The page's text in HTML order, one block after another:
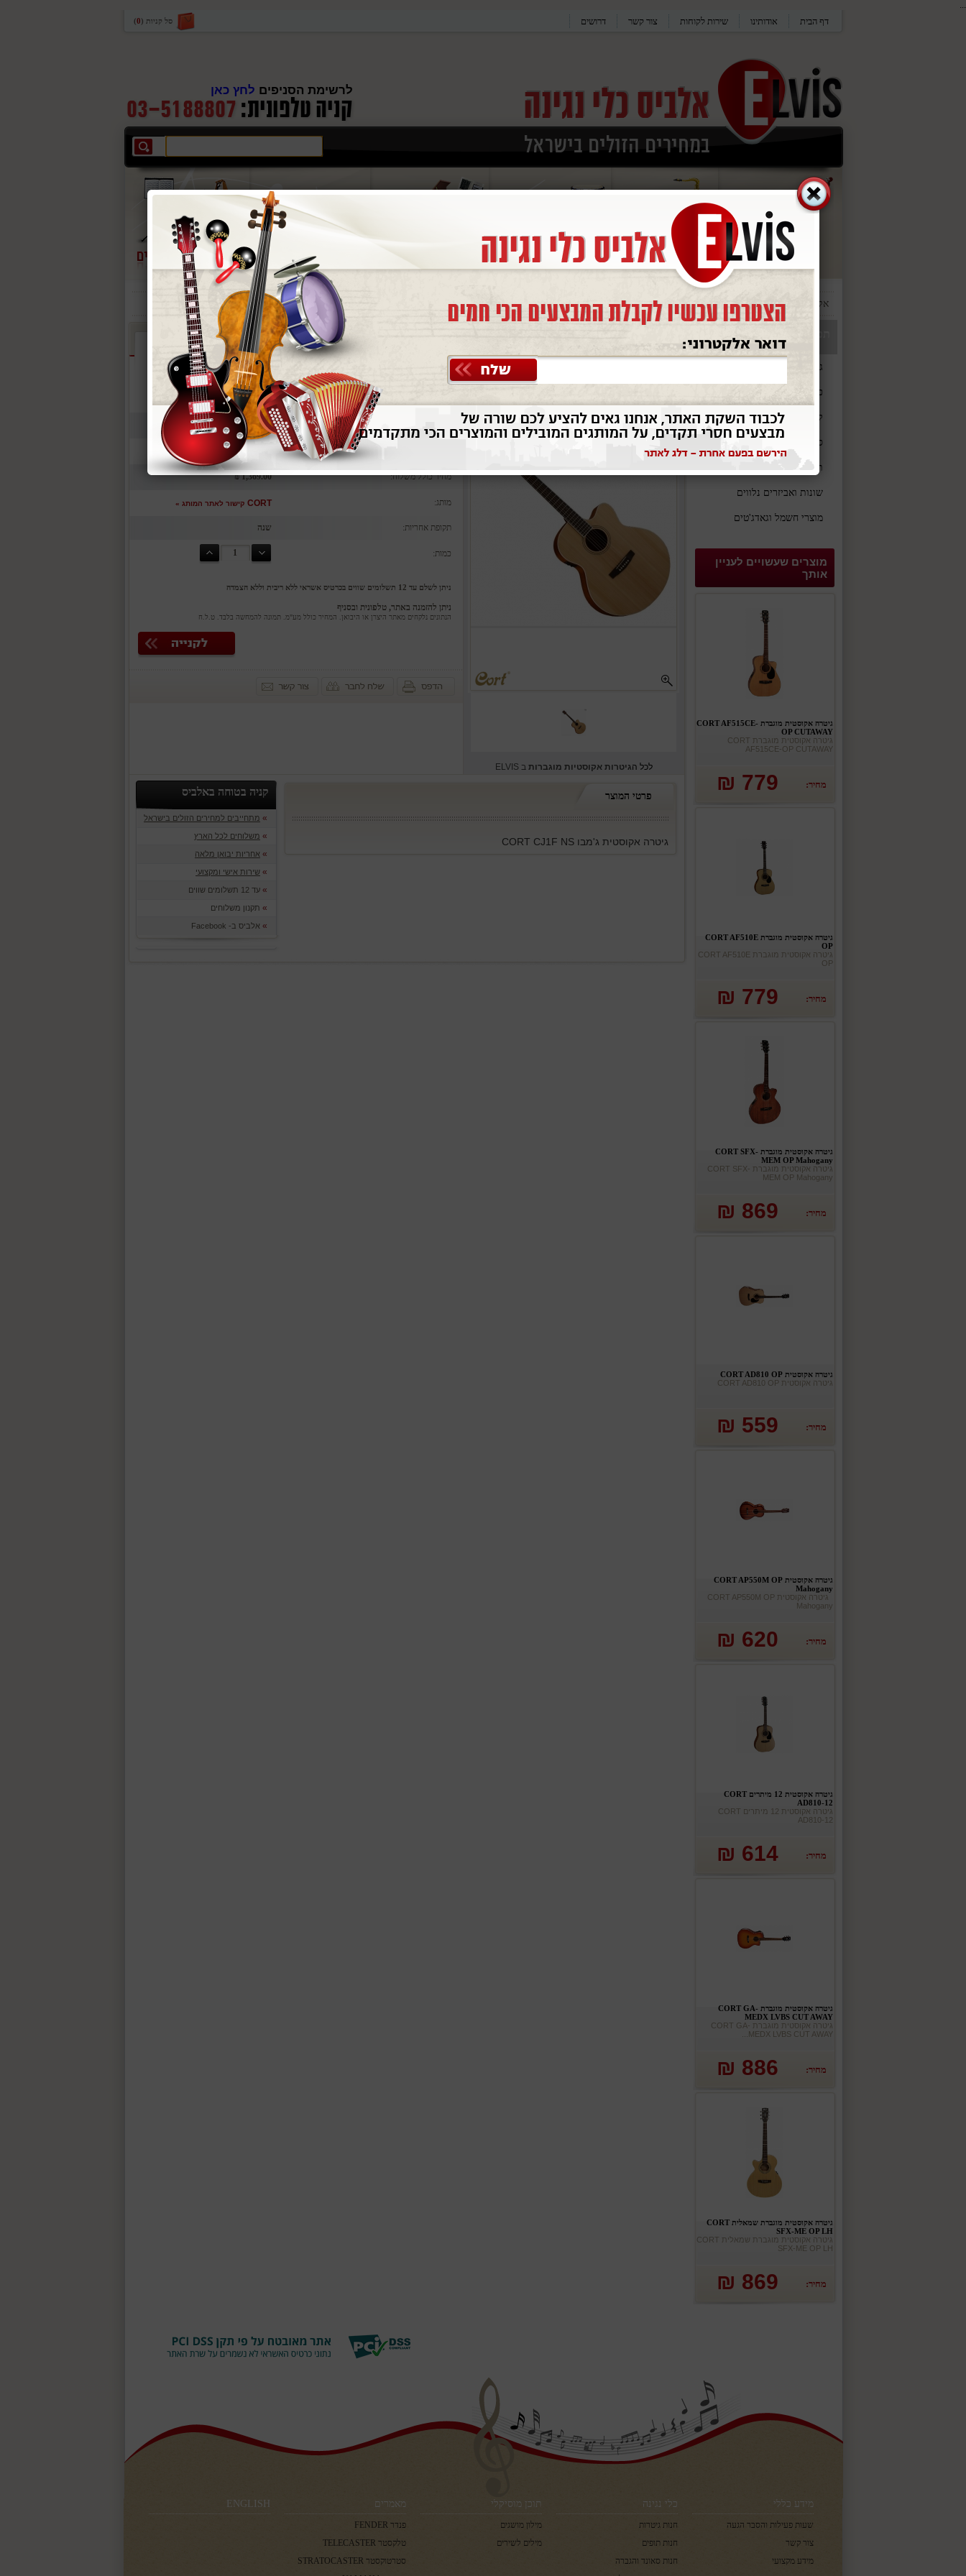
...
דף הבית אודותינו שירות לקוחות צור קשר דרושים סל קניות (
0
)
לרשימת הסניפים לחץ כאן
אלביס כלי מיתר/גיטרות אקוסטיות מוגברות/גיטרה אקוסטית מוגברת ג’מבו CORT CJ1F NS
גיטרות וכלי מיתר
כלי נשיפה
קלידים
סאונד והגברה
תופים וכלי הקשה
שונות ואביזרים נלווים
מוצרי חשמל וגאדג'טים
מוצרים שעשויים לעניין
אותך
גיטרה אקוסטית מוגברת CORT AF515CE-
OP CUTAWAY
גיטרה אקוסטית מוגברת CORT
AF515CE-OP CUTAWAY
מחיר: 779 ₪
גיטרה אקוסטית מוגברת CORT AF510E
OP
גיטרה אקוסטית מוגברת CORT AF510E
OP
מחיר: 779 ₪
גיטרה אקוסטית מוגברת CORT SFX-
MEM OP Mahogany
גיטרה אקוסטית מוגברת CORT SFX-
MEM OP Mahogany
מחיר: 869 ₪
גיטרה אקוסטית CORT AD810 OP
גיטרה אקוסטית CORT AD810 OP
מחיר: 559 ₪
גיטרה אקוסטית CORT AP550M OP
Mahogany
גיטרה אקוסטית CORT AP550M OP
Mahogany
מחיר: 620 ₪
גיטרה אקוסטית 12 מיתרים CORT
AD810-12
גיטרה אקוסטית 12 מיתרים CORT
AD810-12
מחיר: 614 ₪
גיטרה אקוסטית מוגברת CORT GA-
MEDX LVBS CUT AWAY
גיטרה אקוסטית מוגברת CORT GA-
MEDX LVBS CUT AWAY...
מחיר: 886 ₪
גיטרה אקוסטית מוגברת שמאלית CORT
SFX-ME OP LH
גיטרה אקוסטית מוגברת שמאלית CORT
SFX-ME OP LH
מחיר: 869 ₪
לכל הגיטרות אקוסטיות מוגברות ב ELVIS
מק"ט אלביס: 081-CJ1FNS
1,369 ₪
מחיר כולל משלוח: 1,369.00 ₪
מותג: CORT קישור לאתר המותג »
תקופת אחריות: שנה
כמות:
ניתן לשלם עד 12 תשלומים שווים בכרטיס אשראי ללא ריבית וללא הצמדה
ניתן להזמנה באתר, טלפונית ובסניף
הנתונים נלקחים מאתר היצרן או היבואן. המחיר כולל מע"מ. תמונה להמחשה בלבד. ט.ל.ח
פרטי המוצר
גיטרה אקוסטית ג'מבו CORT CJ1F NS
קניה בטוחה באלביס
» מתחייבים למחירים הזולים בישראל
» משלוחים לכל הארץ
» אחריות יבואן מלאה
» שירות אישי ומקצועי
» עד 12 תשלומים שווים
» תקנון משלוחים
» אלביס ב- Facebook
מידע כללי
שעות פעילות והסבר הגעה
צור קשר
מידע מקצועי
כלי נגינה
חנות גיטרות
חנות תופים
חנות סאונד והגברה
תוכן מוסיקלי
מילון מושגים
מילים לשירים
מאמרים
פנדר FENDER
טלקסטר TELECASTER
סטרטוקסטר STRATOCASTER
ENGLISH